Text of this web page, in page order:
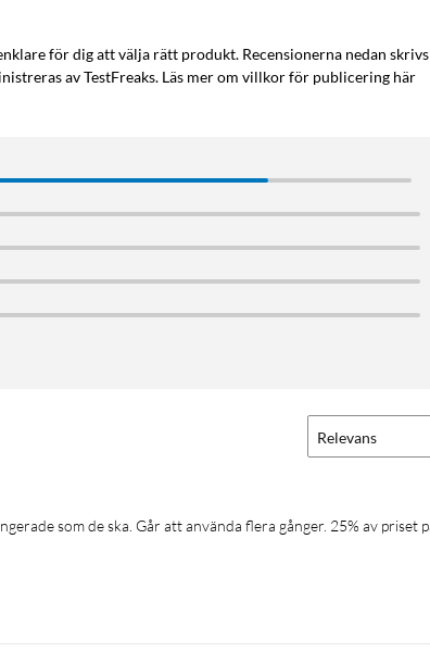
för dig att välja rätt produkt. Recensionerna nedan skrivs
av TestFreaks. Läs mer om villkor för publicering här
Relevans